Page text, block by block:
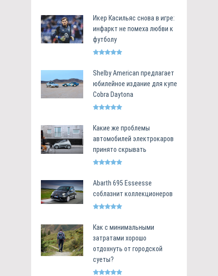
Икер Касильяс снова в игре:
инфаркт не помеха любви к
футболу
Shelby American предлагает
юбилейное издание для купе
Cobra Daytona
Какие же проблемы
автомобилей электрокаров
принято скрывать
Abarth 695 Esseesse
соблазнит коллекционеров
Как с минимальными
затратами хорошо
отдохнуть от городской
суеты?